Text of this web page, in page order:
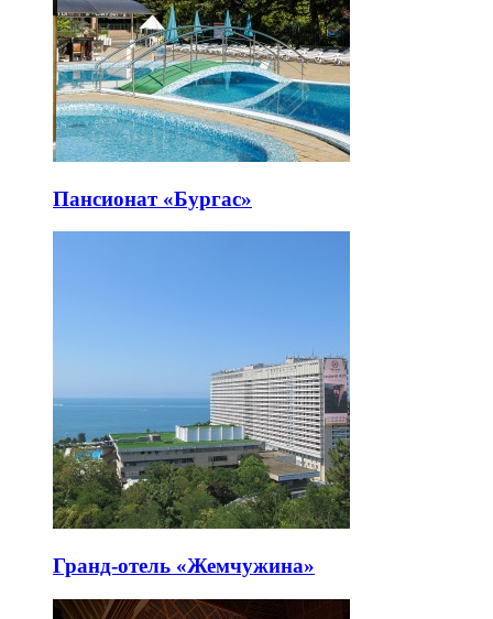
Пансионат «Бургас»
Гранд-отель «Жемчужина»